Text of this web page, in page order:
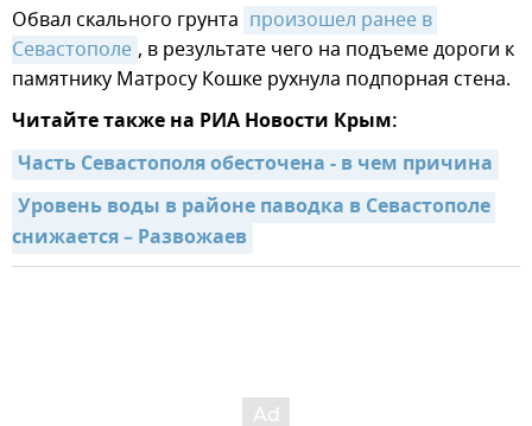
Обвал скального грунта произошел ранее в
Севастополе , в результате чего на подъеме дороги к
памятнику Матросу Кошке рухнула подпорная стена.
Читайте также на РИА Новости Крым:
Часть Севастополя обесточена - в чем причина
Уровень воды в районе паводка в Севастополе
снижается – Развожаев